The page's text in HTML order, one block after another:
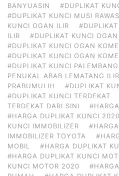
BANYUASIN
#DUPLIKAT
#DUPLIKAT KUNCI MUSI
KUNCI OGAN ILIR
ILIR
#DUPLIKAT KUNCI
#DUPLIKAT KUNCI OGAN
#DUPLIKAT KUNCI OGAN
#DUPLIKAT KUNCI PALEMBANG
PENUKAL ABAB LEMATANG ILIR
PRABUMULIH
#DUPLIKAT
#DUPLIKAT KUNCI TERDEKAT
TERDEKAT DARI SINI
#HARGA DUPLIKAT KUNCI 2020
KUNCI IMMOBILIZER
IMMOBILIZER TOYOTA
MOBIL
#HARGA DUPLIKAT
#HARGA DUPLIKAT KUNCI
KUNCI MOTOR 2020